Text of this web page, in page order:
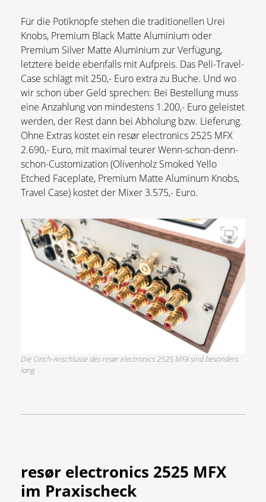
Für die Potiknöpfe stehen die traditionellen Urei
Knobs, Premium Black Matte Aluminium oder
Premium Silver Matte Aluminium zur Verfügung,
letztere beide ebenfalls mit Aufpreis. Das Peli-Travel-
Case schlägt mit 250,- Euro extra zu Buche. Und wo
wir schon über Geld sprechen: Bei Bestellung muss
eine Anzahlung von mindestens 1.200,- Euro geleistet
werden, der Rest dann bei Abholung bzw. Lieferung.
Ohne Extras kostet ein resør electronics 2525 MFX
2.690,- Euro, mit maximal teurer Wenn-schon-denn-
schon-Customization (Olivenholz Smoked Yello
Etched Faceplate, Premium Matte Aluminum Knobs,
Travel Case) kostet der Mixer 3.575,- Euro.
Die Cinch-Anschlüsse des resør electronics 2525 MFX sind besonders
lang
resør electronics 2525 MFX
im Praxischeck